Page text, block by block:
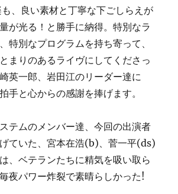
、良い素材と丁寧な下ごしらえが
が光る！と勝手に納得。特別なラ
特別なプログラムを持ち寄って、
まりのあるライヴにしてくださっ
英一郎、岩田江のリーダー達に
手と心からの感謝を捧げます。
テムのメンバー達、今回の出演者
ていた、宮本在浩(b)、菅一平(ds)
、ベテランたちに精気を吸い取ら
夜パワー炸裂で素晴らしかった!